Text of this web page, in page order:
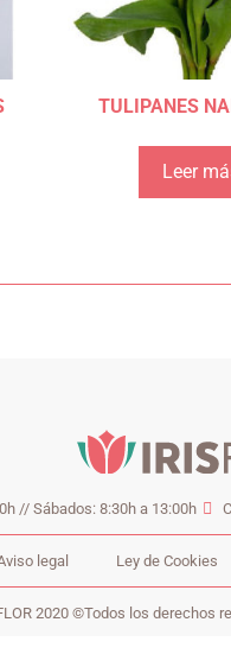
TULIPANES
Leer
// Sábados: 8:30h a 13:00h
legal Ley de Cookies
2020 ©Todos los derechos